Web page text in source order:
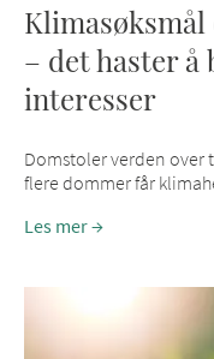
Klimasøksmål
– det haster å
interesser
Domstoler verden over
flere dommer får
Les mer